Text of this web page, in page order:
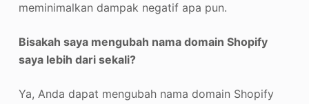
meminimalkan dampak negatif apa pun.
Bisakah saya mengubah nama domain Shopify
saya lebih dari sekali?
Ya, Anda dapat mengubah nama domain Shopify